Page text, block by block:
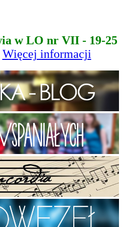
w LO nr VII - 19-25
Więcej informacji